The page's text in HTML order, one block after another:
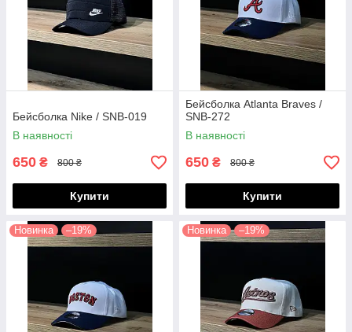
Бейсболка Nike / SNB-019
В наявності
650 ₴ 800 ₴
Купити
Бейсболка Atlanta Braves /
SNB-272
В наявності
650 ₴ 800 ₴
Купити
Новинка –19% Новинка –19%